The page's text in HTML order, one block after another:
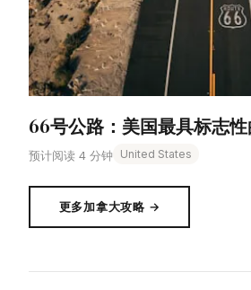
66号公路：美国最具标志
预计阅读 4 分钟 United States
更多加拿大攻略 →